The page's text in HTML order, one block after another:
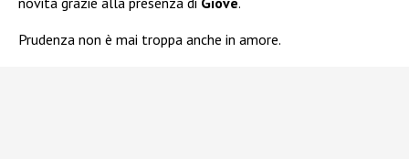
Prudenza non è mai troppa anche in amore.